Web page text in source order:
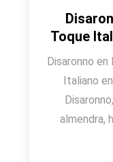
Toque
Disaronno
Italiano
almendra,